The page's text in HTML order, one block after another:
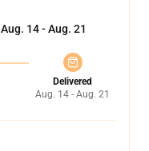
Aug. 14 - Aug. 21
Delivered
Aug. 14 - Aug. 21